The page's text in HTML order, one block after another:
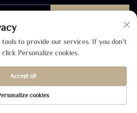
ZHONGDA WINCOME Co.,
- Privatlivspolitik
tools to provide our services. If you don't
Personalize cookies.
cookies
Accept all